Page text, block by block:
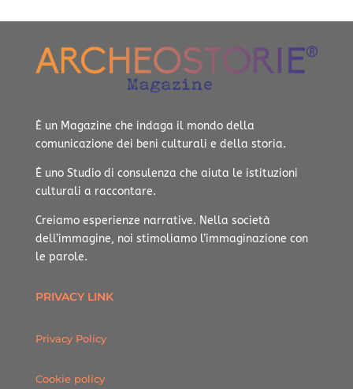
È un Magazine che indaga il mondo della
comunicazione dei beni culturali e della storia.
È uno Studio di consulenza che aiuta le istituzioni
culturali a raccontare.
Creiamo esperienze narrative. Nella società
dell’immagine, noi stimoliamo l’immaginazione con
le parole.
PRIVACY LINK
Privacy Policy
Cookie policy